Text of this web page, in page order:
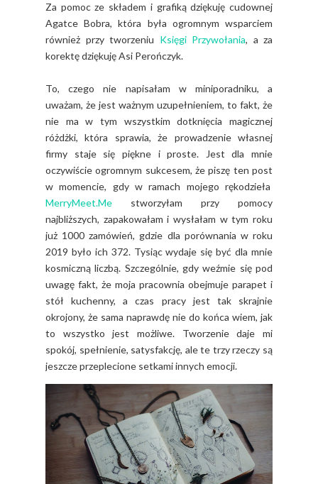
Za pomoc ze składem i grafiką dziękuję cudownej
Agatce Bobra, która była ogromnym wsparciem
również przy tworzeniu Księgi Przywołania, a za
korektę dziękuję Asi Perończyk.
To, czego nie napisałam w miniporadniku, a
uważam, że jest ważnym uzupełnieniem, to fakt, że
nie ma w tym wszystkim dotknięcia magicznej
różdżki, która sprawia, że prowadzenie własnej
firmy staje się piękne i proste. Jest dla mnie
oczywiście ogromnym sukcesem, że piszę ten post
w momencie, gdy w ramach mojego rękodzieła
MerryMeet.Me stworzyłam przy pomocy
najbliższych, zapakowałam i wysłałam w tym roku
już 1000 zamówień, gdzie dla porównania w roku
2019 było ich 372. Tysiąc wydaje się być dla mnie
kosmiczną liczbą. Szczególnie, gdy weźmie się pod
uwagę fakt, że moja pracownia obejmuje parapet i
stół kuchenny, a czas pracy jest tak skrajnie
okrojony, że sama naprawdę nie do końca wiem, jak
to wszystko jest możliwe. Tworzenie daje mi
spokój, spełnienie, satysfakcję, ale te trzy rzeczy są
jeszcze przeplecione setkami innych emocji.